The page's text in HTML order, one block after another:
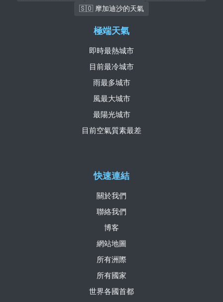
🇸🇴 摩加迪沙的天氣
快速連結
關於我們
聯絡我們
博客
網站地圖
所有洲際
所有國家
世界各國首都
極端天氣
即時最熱城市
目前最冷城市
雨最多城市
風最大城市
最陽光城市
目前空氣質素最差